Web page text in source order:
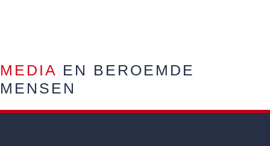
MEDIA EN BEROEMDE
MENSEN